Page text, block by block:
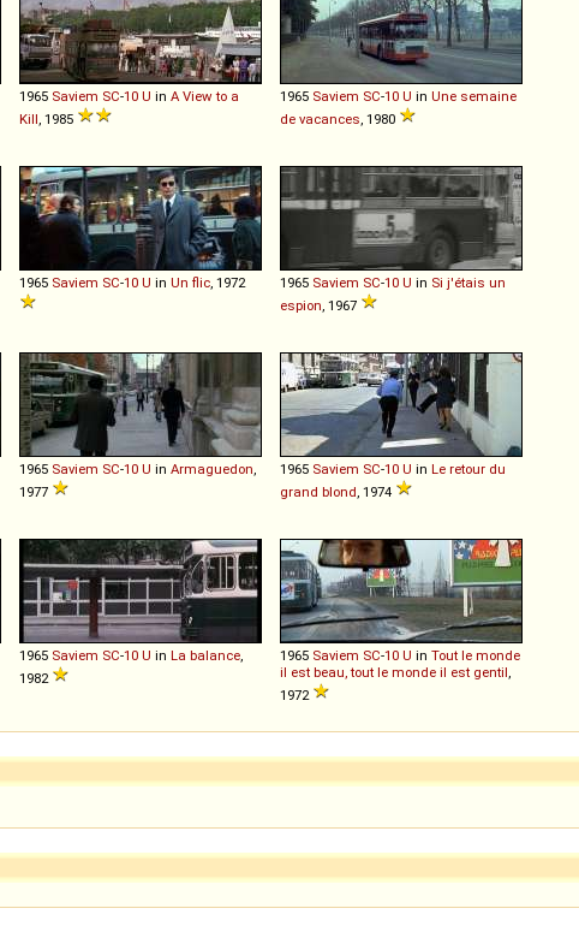
1965 Saviem SC-10 U in A View to a
Kill , 1985
1965 Saviem SC-10 U in Une semaine
de vacances , 1980
1965 Saviem SC-10 U in Un flic , 1972 1965 Saviem SC-10 U in Si j'étais un
espion , 1967
1965 Saviem SC-10 U in Armaguedon
1977
1965 Saviem SC-10 U in Le retour du
grand blond , 1974
1965 Saviem SC-10 U in La balance
1982
1965 Saviem SC-10 U in Tout le monde
il est beau, tout le monde il est gentil
1972